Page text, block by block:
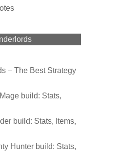
– The Best Strategy
build: Stats,
build: Stats, Items,
Hunter build: Stats,